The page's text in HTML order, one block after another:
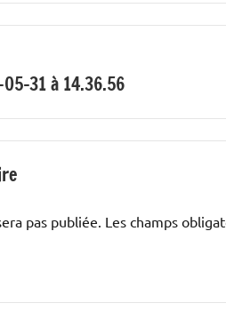
31 à 14.36.56
pas publiée. Les champs